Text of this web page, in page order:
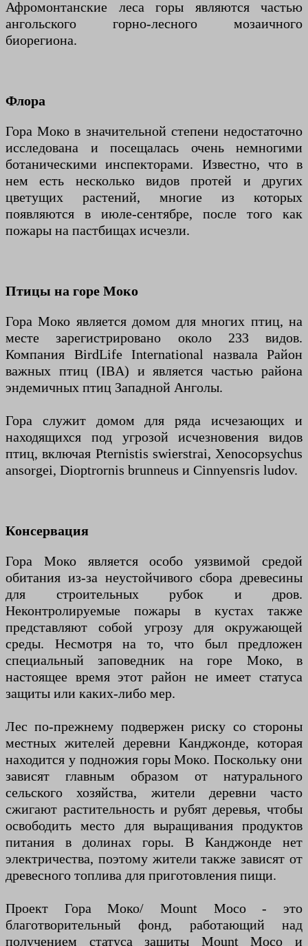
Афромонтанские леса горы являются частью
ангольского горно-лесного мозаичного
биорегиона.
Флора
Гора Моко в значительной степени недостаточно
исследована и посещалась очень немногими
ботаническими инспекторами. Известно, что в
нем есть несколько видов протей и других
цветущих растений, многие из которых
появляются в июле-сентябре, после того как
пожары на пастбищах исчезли.
Птицы на горе Моко
Гора Моко является домом для многих птиц, на
месте зарегистрировано около 233 видов.
Компания BirdLife International назвала Район
важных птиц (IBA) и является частью района
эндемичных птиц Западной Анголы.
Гора служит домом для ряда исчезающих и
находящихся под угрозой исчезновения видов
птиц, включая Pternistis swierstrai, Xenocopsychus
ansorgei, Dioptrornis brunneus и Cinnyensris ludov.
Консервация
Гора Моко является особо уязвимой средой
обитания из-за неустойчивого сбора древесины
для строительных рубок и дров.
Неконтролируемые пожары в кустах также
представляют собой угрозу для окружающей
среды. Несмотря на то, что был предложен
специальный заповедник на горе Моко, в
настоящее время этот район не имеет статуса
защиты или каких-либо мер.
Лес по-прежнему подвержен риску со стороны
местных жителей деревни Канджонде, которая
находится у подножия горы Моко. Поскольку они
зависят главным образом от натурального
сельского хозяйства, жители деревни часто
сжигают растительность и рубят деревья, чтобы
освободить место для выращивания продуктов
питания в долинах горы. В Канджонде нет
электричества, поэтому жители также зависят от
древесного топлива для приготовления пищи.
Проект Гора Моко/ Mount Moco - это
благотворительный фонд, работающий над
получением статуса защиты Mount Moco и